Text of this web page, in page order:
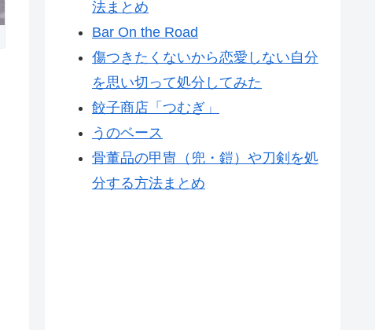
法まとめ
Bar On the Road
傷つきたくないから恋愛しない自分
を思い切って処分してみた
餃子商店「つむぎ」
うのベース
骨董品の甲冑（兜・鎧）や刀剣を処
分する方法まとめ